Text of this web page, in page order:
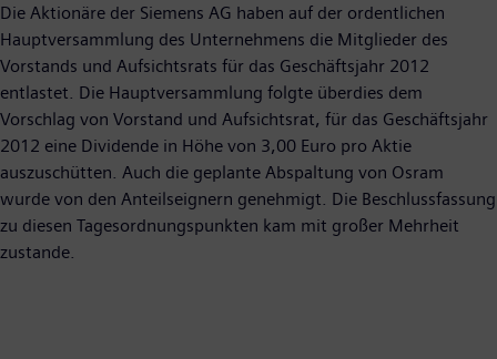
Die Aktionäre der Siemens AG haben auf der ordentlichen
Hauptversammlung des Unternehmens die Mitglieder des
Vorstands und Aufsichtsrats für das Geschäftsjahr 2012
entlastet. Die Hauptversammlung folgte überdies dem
Vorschlag von Vorstand und Aufsichtsrat, für das Geschäftsjahr
2012 eine Dividende in Höhe von 3,00 Euro pro Aktie
auszuschütten. Auch die geplante Abspaltung von Osram
wurde von den Anteilseignern genehmigt. Die Beschlussfassung
zu diesen Tagesordnungspunkten kam mit großer Mehrheit
zustande.